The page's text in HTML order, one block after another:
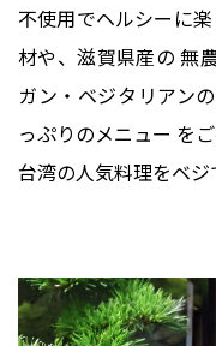
不使用でヘルシーに
材や、滋賀県産の 無
ガン・ベジタリアン
っぷりのメニュー を
台湾の人気料理をベジ